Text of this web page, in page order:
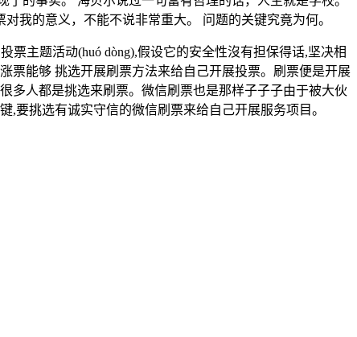
我的意义，不能不说非常重大。 问题的关键究竟为何。
票主题活动(huó dòng),假设它的安全性沒有担保得话,坚决相
票能够 挑选开展刷票方法来给自己开展投票。刷票便是开展
多人都是挑选来刷票。微信刷票也是那样子子子由于被大伙
要挑选有诚实守信的微信刷票来给自己开展服务项目。